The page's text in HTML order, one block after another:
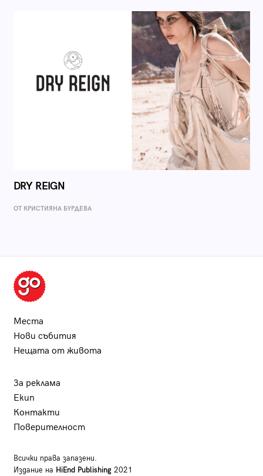
DRY REIGN
ОТ КРИСТИЯНА БУРДЕВА
Места
Нови събития
Нещата от живота
За реклама
Екип
Контакти
Поверителност
Всички права запазени.
Издание на HiEnd Publishing2021